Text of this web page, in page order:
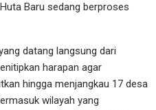
Baru sedang berproses
datang langsung dari
harapan agar
hingga menjangkau 17 desa
wilayah yang